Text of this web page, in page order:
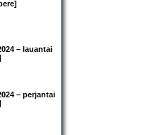
– lauantai
– perjantai